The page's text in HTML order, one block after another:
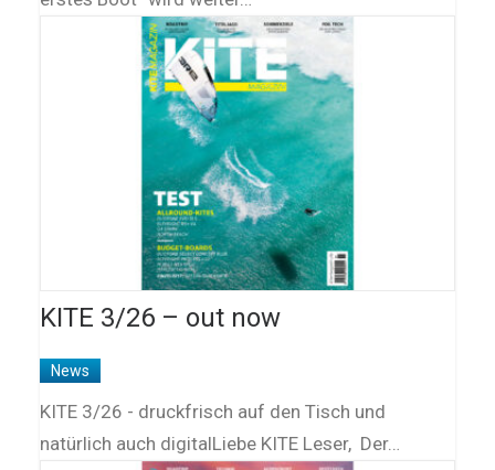
KITE 3/26 – out now
News
KITE 3/26 - druckfrisch auf den Tisch und
natürlich auch digitalLiebe KITE Leser, Der…